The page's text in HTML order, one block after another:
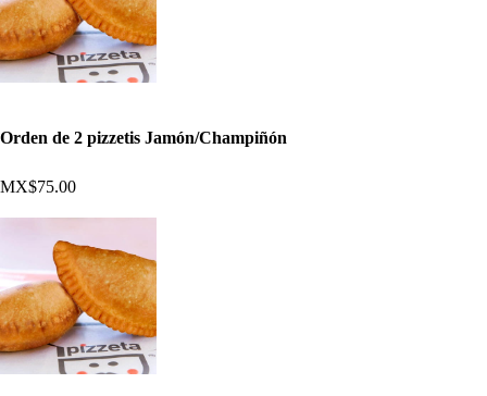
Orden de 2 pizzetis Jamón/Champiñón
MX$75.00